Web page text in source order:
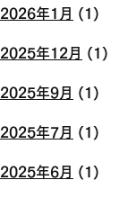
2026年1月 (1)
2025年12月 (1)
2025年9月 (1)
2025年7月 (1)
2025年6月 (1)